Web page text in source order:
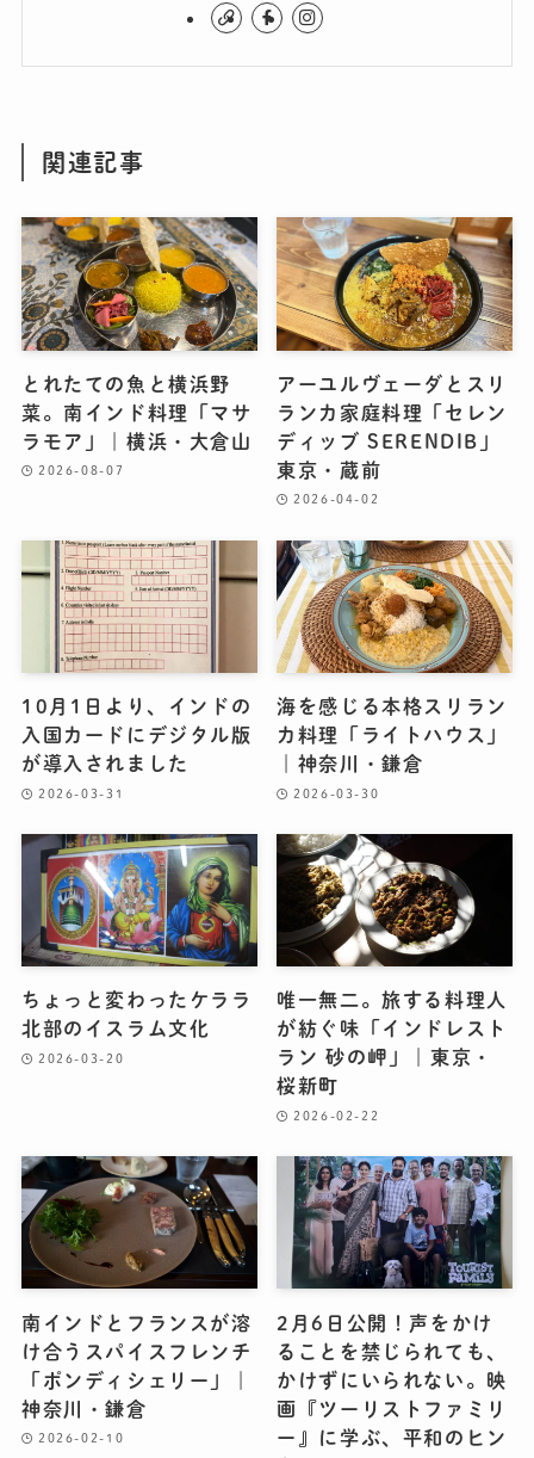
関連記事
とれたての魚と横浜野
菜。南インド料理「マサ
ラモア」｜横浜・大倉山
2026-08-07
アーユルヴェーダとスリ
ランカ家庭料理「セレン
ディッブ SERENDIB」
東京・蔵前
2026-04-02
10月1日より、インドの
入国カードにデジタル版
が導入されました
2026-03-31
海を感じる本格スリラン
カ料理「ライトハウス」
｜神奈川・鎌倉
2026-03-30
ちょっと変わったケララ
北部のイスラム文化
2026-03-20
唯一無二。旅する料理人
が紡ぐ味「インドレスト
ラン 砂の岬」｜東京・
桜新町
2026-02-22
南インドとフランスが溶
け合うスパイスフレンチ
「ポンディシェリー」｜
神奈川・鎌倉
2026-02-10
2月6日公開！声をかけ
ることを禁じられても、
かけずにいられない。映
画『ツーリストファミリ
ー』に学ぶ、平和のヒン